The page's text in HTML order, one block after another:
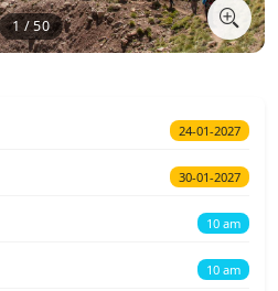
1 / 50
24-01-2027
30-01-2027
10 am
10 am